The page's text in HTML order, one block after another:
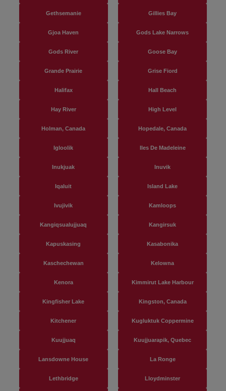
Gethsemanie Gillies Bay
Gjoa Haven Gods Lake Narrows
Gods River Goose Bay
Grande Prairie Grise Fiord
Halifax Hall Beach
Hay River High Level
Holman, Canada Hopedale, Canada
Igloolik Iles De Madeleine
Inukjuak Inuvik
Iqaluit Island Lake
Ivujivik Kamloops
Kangiqsualujjuaq Kangirsuk
Kapuskasing Kasabonika
Kaschechewan Kelowna
Kenora Kimmirut Lake Harbour
Kingfisher Lake Kingston, Canada
Kitchener Kugluktuk Coppermine
Kuujjuaq Kuujjuarapik, Quebec
Lansdowne House La Ronge
Lethbridge Lloydminster